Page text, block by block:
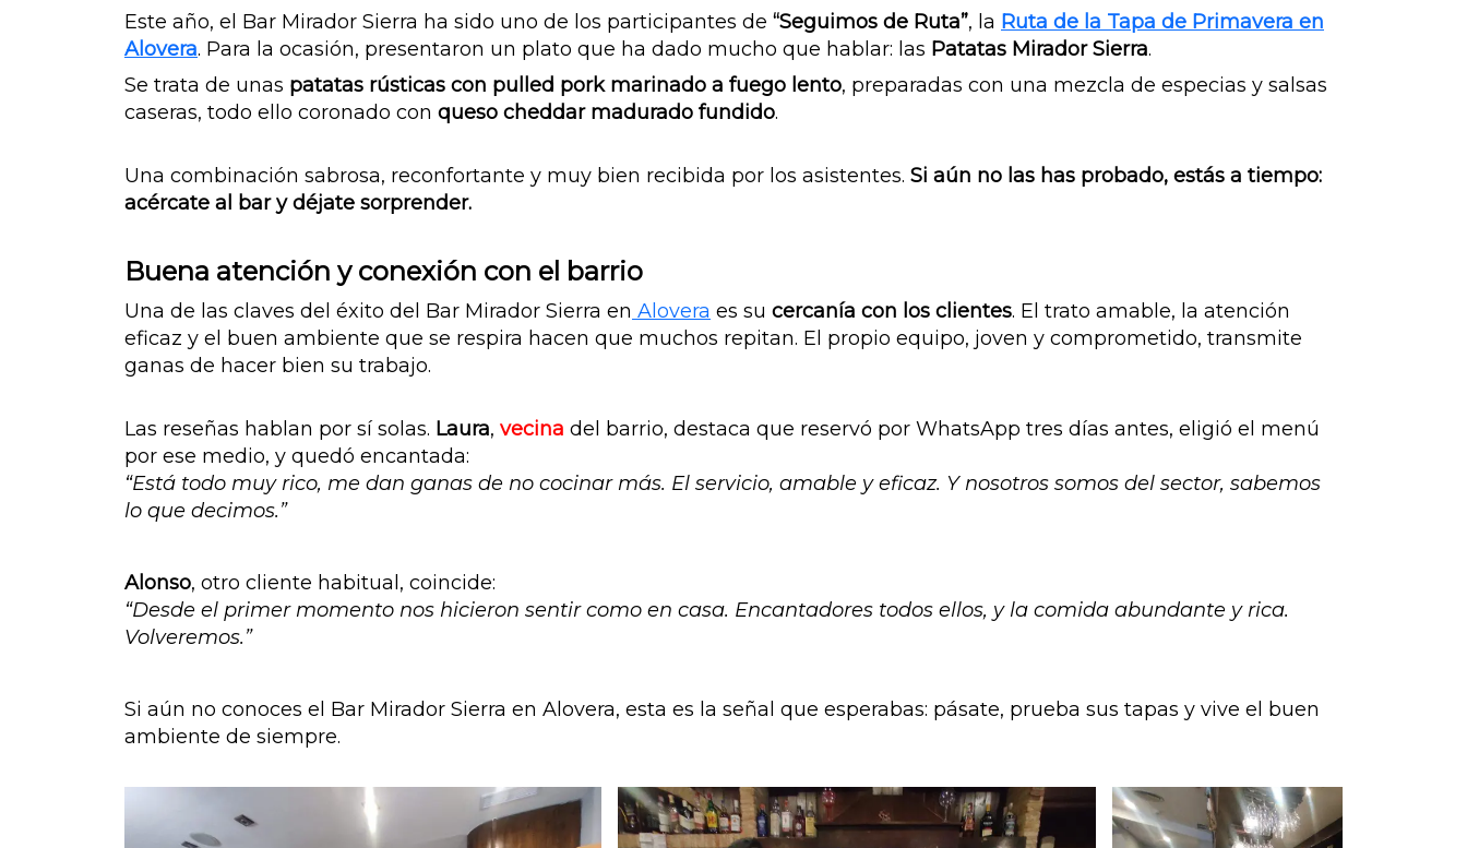
Este año, el Bar Mirador Sierra ha sido uno de los participantes de “Seguimos de Ruta”, la Ruta de la Tapa de Primavera en
Alovera. Para la ocasión, presentaron un plato que ha dado mucho que hablar: las Patatas Mirador Sierra.
Se trata de unas patatas rústicas con pulled pork marinado a fuego lento, preparadas con una mezcla de especias y salsas
caseras, todo ello coronado con queso cheddar madurado fundido.
Una combinación sabrosa, reconfortante y muy bien recibida por los asistentes. Si aún no las has probado, estás a tiempo:
acércate al bar y déjate sorprender.
Buena atención y conexión con el barrio
Una de las claves del éxito del Bar Mirador Sierra en Alovera es su cercanía con los clientes. El trato amable, la atención
eficaz y el buen ambiente que se respira hacen que muchos repitan. El propio equipo, joven y comprometido, transmite
ganas de hacer bien su trabajo.
Las reseñas hablan por sí solas. Laura, vecina del barrio, destaca que reservó por WhatsApp tres días antes, eligió el menú
por ese medio, y quedó encantada:
“Está todo muy rico, me dan ganas de no cocinar más. El servicio, amable y eficaz. Y nosotros somos del sector, sabemos
lo que decimos.”
Alonso, otro cliente habitual, coincide:
“Desde el primer momento nos hicieron sentir como en casa. Encantadores todos ellos, y la comida abundante y rica.
Volveremos.”
Si aún no conoces el Bar Mirador Sierra en Alovera, esta es la señal que esperabas: pásate, prueba sus tapas y vive el buen
ambiente de siempre.